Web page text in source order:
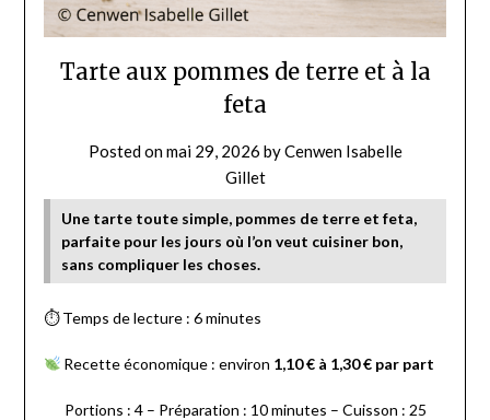
Tarte aux pommes de terre et à la
feta
Posted onmai 29, 2026 byCenwen Isabelle
Gillet
Une tarte toute simple, pommes de terre et feta,
parfaite pour les jours où l’on veut cuisiner bon,
sans compliquer les choses.
⏱ Temps de lecture : 6 minutes
Recette économique : environ 1,10 € à 1,30 € par part
Portions : 4 – Préparation : 10 minutes – Cuisson : 25